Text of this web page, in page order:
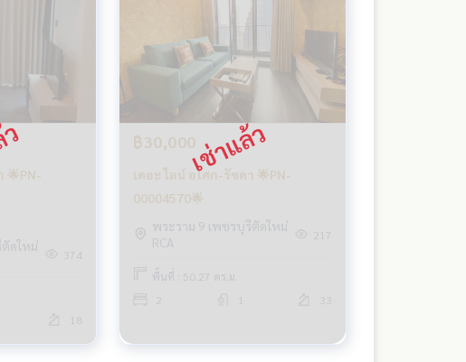
🌟PN-
ดใหม่
374
18
฿30,000
เดอะ ไลน์ อโศก-รัชดา 🌟PN-
00004570🌟
พระราม 9 เพชรบุรีตัดใหม่
RCA
217
พื้นที่ : 50.27 ตร.ม.